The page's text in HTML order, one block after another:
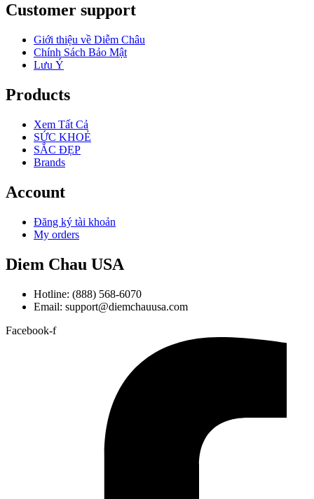
Customer support
Giới thiệu về Diễm Châu
Chính Sách Bảo Mật
Lưu Ý
Products
Xem Tất Cả
SỨC KHOẺ
SẮC ĐẸP
Brands
Account
Đăng ký tài khoản
My orders
Diem Chau USA
Hotline: (888) 568-6070
Email: support@diemchauusa.com
Facebook-f